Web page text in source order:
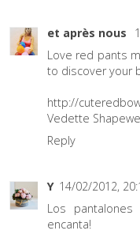
et après nous
Love red pants
to discover your
http://
Vedette
Reply
Y 14/02/2012,
Los
encanta!